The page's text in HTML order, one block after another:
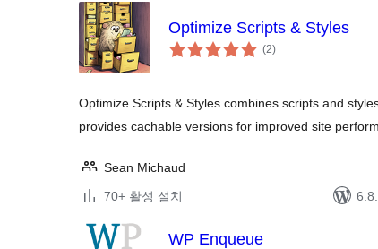
Optimize Scripts & Styles
(2전
체)
Optimize Scripts & Styles combines scripts and
provides cachable versions for improved site
Sean Michaud
70+ 활성 설치
WP Enqueue